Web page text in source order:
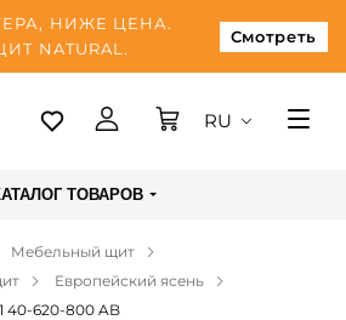
НИЖЕ ЦЕНА.
NATURAL.
Смотреть
RU
ТОВАРОВ
Мебельный щит
Европейский ясень
620-800 AB